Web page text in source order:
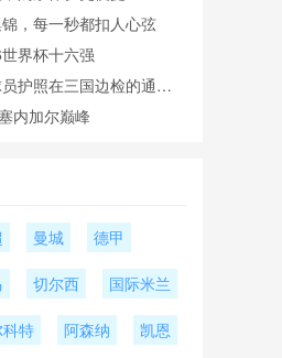
，每一秒都扣人心弦
界杯十六强
护照在三国边检的通关
内加尔巅峰
曼城 德甲
切尔西 国际米兰
特 阿森纳 凯恩